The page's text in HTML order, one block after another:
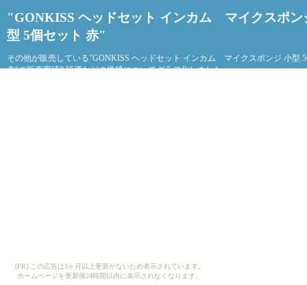
[PR] この広告は3ヶ月以上更新がないため表示されています。
ホームページを更新後24時間以内に表示されなくなります。
"GONKISS ヘッドセット インカム マイクスポン
型 5個セット 赤"
その他が販売している"GONKISS ヘッドセット インカム マイクスポンジ 小型
赤"の販売実績&評価などの推移についてグラフ化しました。